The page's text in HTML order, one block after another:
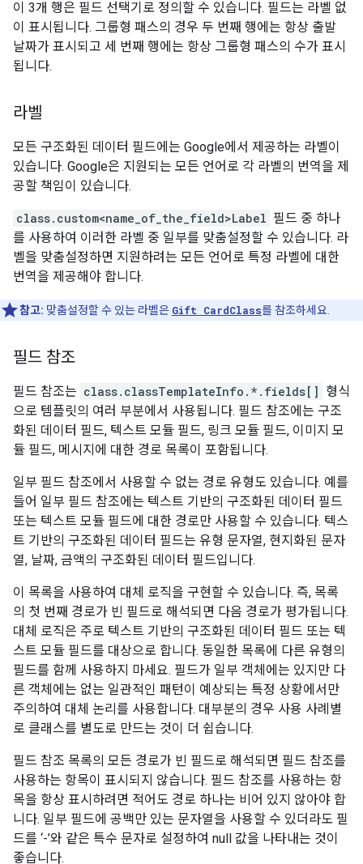
이 3개 행은 필드 선택기로 정의할 수 있습니다. 필드는 라벨 없
이 표시됩니다. 그룹형 패스의 경우 두 번째 행에는 항상 출발
날짜가 표시되고 세 번째 행에는 항상 그룹형 패스의 수가 표시
됩니다.
라벨
모든 구조화된 데이터 필드에는 Google에서 제공하는 라벨이
있습니다. Google은 지원되는 모든 언어로 각 라벨의 번역을 제
공할 책임이 있습니다.
class.custom<name_of_the_field>Label 필드 중 하나
를 사용하여 이러한 라벨 중 일부를 맞춤설정할 수 있습니다. 라
벨을 맞춤설정하면 지원하려는 모든 언어로 특정 라벨에 대한
번역을 제공해야 합니다.
참고: 맞춤설정할 수 있는 라벨은 Gift CardClass를 참조하세요.
필드 참조
필드 참조는 class.classTemplateInfo.*.fields[] 형식
으로 템플릿의 여러 부분에서 사용됩니다. 필드 참조에는 구조
화된 데이터 필드, 텍스트 모듈 필드, 링크 모듈 필드, 이미지 모
듈 필드, 메시지에 대한 경로 목록이 포함됩니다.
일부 필드 참조에서 사용할 수 없는 경로 유형도 있습니다. 예를
들어 일부 필드 참조에는 텍스트 기반의 구조화된 데이터 필드
또는 텍스트 모듈 필드에 대한 경로만 사용할 수 있습니다. 텍스
트 기반의 구조화된 데이터 필드는 유형 문자열, 현지화된 문자
열, 날짜, 금액의 구조화된 데이터 필드입니다.
이 목록을 사용하여 대체 로직을 구현할 수 있습니다. 즉, 목록
의 첫 번째 경로가 빈 필드로 해석되면 다음 경로가 평가됩니다.
대체 로직은 주로 텍스트 기반의 구조화된 데이터 필드 또는 텍
스트 모듈 필드를 대상으로 합니다. 동일한 목록에 다른 유형의
필드를 함께 사용하지 마세요. 필드가 일부 객체에는 있지만 다
른 객체에는 없는 일관적인 패턴이 예상되는 특정 상황에서만
주의하여 대체 논리를 사용합니다. 대부분의 경우 사용 사례별
로 클래스를 별도로 만드는 것이 더 쉽습니다.
필드 참조 목록의 모든 경로가 빈 필드로 해석되면 필드 참조를
사용하는 항목이 표시되지 않습니다. 필드 참조를 사용하는 항
목을 항상 표시하려면 적어도 경로 하나는 비어 있지 않아야 합
니다. 일부 필드에 공백만 있는 문자열을 사용할 수 있더라도 필
드를 ‘-’와 같은 특수 문자로 설정하여 null 값을 나타내는 것이
좋습니다.